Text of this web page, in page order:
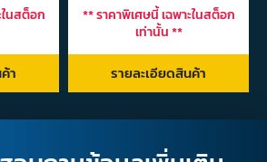
ในสต็อก
า
** ราคาพิเศษนี้ เฉพาะในสต็อก
เท่านั้น **
รายละเอียดสินค้า